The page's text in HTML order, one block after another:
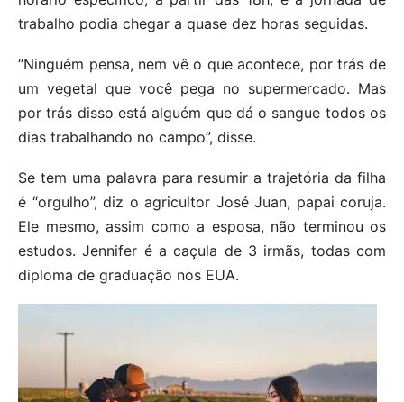
trabalho podia chegar a quase dez horas seguidas.
“Ninguém pensa, nem vê o que acontece, por trás de
um vegetal que você pega no supermercado. Mas
por trás disso está alguém que dá o sangue todos os
dias trabalhando no campo”, disse.
Se tem uma palavra para resumir a trajetória da filha
é “orgulho”, diz o agricultor José Juan, papai coruja.
Ele mesmo, assim como a esposa, não terminou os
estudos. Jennifer é a caçula de 3 irmãs, todas com
diploma de graduação nos EUA.